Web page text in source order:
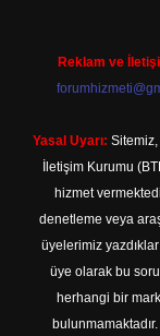
Reklam ve
Yasal Uyarı:
İletişim Kurumu
hizmet
denetleme veya
üyelerimiz
üye olarak bu
herhangi bir